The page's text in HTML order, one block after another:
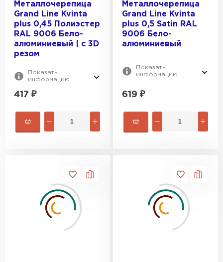
Металлочерепица
Grand Line Kvinta
plus 0,45 Полиэстер
RAL 9006 Бело-
алюминиевый | c 3D
резом
Показать
информацию
417 ₽
Металлочерепица
Grand Line Kvinta
plus 0,5 Satin RAL
9006 Бело-
алюминиевый
Показать
информацию
619 ₽